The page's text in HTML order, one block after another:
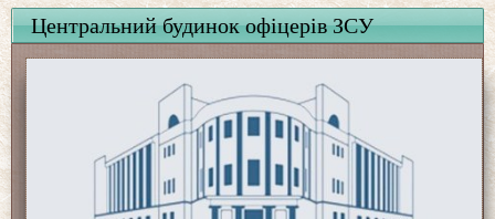
Центральний будинок офіцерів ЗСУ